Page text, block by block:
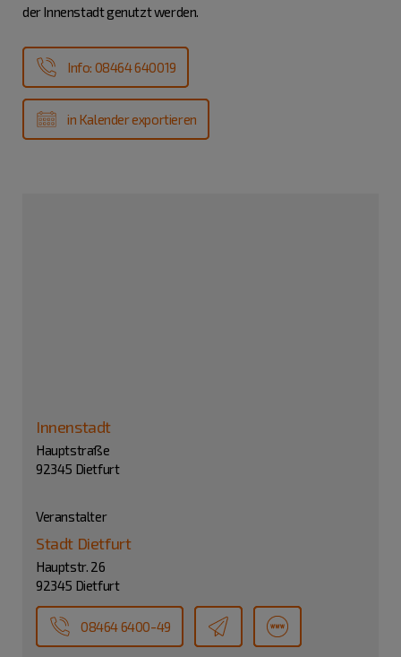
der Innenstadt genutzt werden.
Info: 08464 640019
in Kalender exportieren
Innenstadt
Hauptstraße
92345 Dietfurt
Veranstalter
Stadt Dietfurt
Hauptstr. 26
92345 Dietfurt
08464 6400-49